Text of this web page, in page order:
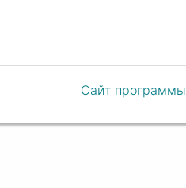
Сайт программы